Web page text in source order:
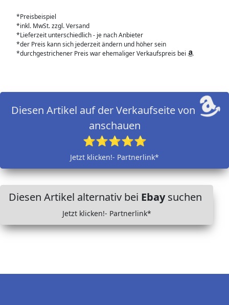
*Preisbeispiel
*inkl. MwSt. zzgl. Versand
*Lieferzeit unterschiedlich - je nach Anbieter
*der Preis kann sich jederzeit ändern und höher sein
*durchgestrichener Preis war ehemaliger Verkaufspreis bei
Diesen Artikel auf der Verkaufseite von
anschauen
⭐⭐⭐⭐⭐
Jetzt klicken!- Partnerlink*
Diesen Artikel alternativ bei Ebaysuchen
Jetzt klicken!- Partnerlink*